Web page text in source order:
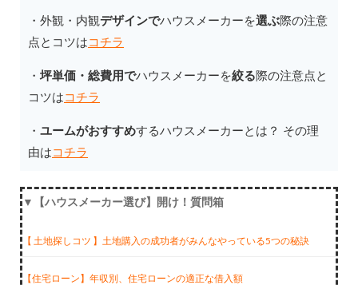
・外観・内観デザインでハウスメーカーを選ぶ際の注意
点とコツはコチラ
・坪単価・総費用でハウスメーカーを絞る際の注意点と
コツはコチラ
・ ユームがおすすめするハウスメーカーとは？ その理
由はコチラ
▼【ハウスメーカー選び】開け！質問箱
【 土地探しコツ 】土地購入の成功者がみんなやっている5つの秘訣
【住宅ローン】年収別、住宅ローンの適正な借入額